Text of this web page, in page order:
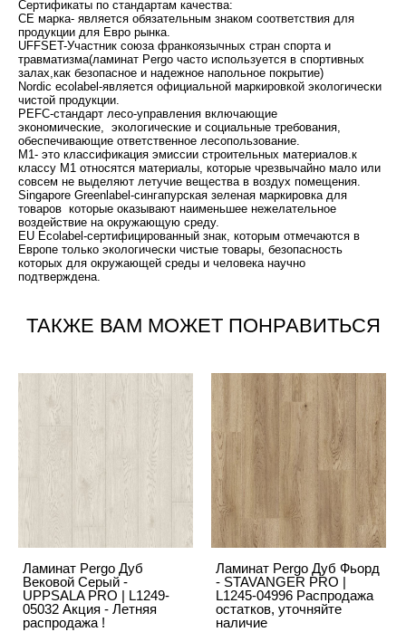
Сертификаты по стандартам качества:
СЕ марка- является обязательным знаком соответствия для
продукции для Евро рынка.
UFFSET-Участник союза франкоязычных стран спорта и
травматизма(ламинат Pergo часто используется в спортивных
залах,как безопасное и надежное напольное покрытие)
Nordic ecolabel-является официальной маркировкой экологически
чистой продукции.
PEFC-стандарт лесо-управления включающие
экономические, экологические и социальные требования,
обеспечивающие ответственное лесопользование.
M1- это классификация эмиссии строительных материалов.к
классу М1 относятся материалы, которые чрезвычайно мало или
совсем не выделяют летучие вещества в воздух помещения.
Singapore Greenlabel-сингапурская зеленая маркировка для
товаров которые оказывают наименьшее нежелательное
воздействие на окружающую среду.
EU Ecolabel-сертифицированный знак, которым отмечаются в
Европе только экологически чистые товары, безопасность
которых для окружающей среды и человека научно
подтверждена.
ТАКЖЕ ВАМ МОЖЕТ ПОНРАВИТЬСЯ
Ламинат Pergo Дуб
Вековой Серый -
UPPSALA PRO | L1249-
05032 Акция - Летняя
распродажа !
Ламинат Pergo Дуб Фьорд
- STAVANGER PRO |
L1245-04996 Распродажа
остатков, уточняйте
наличие